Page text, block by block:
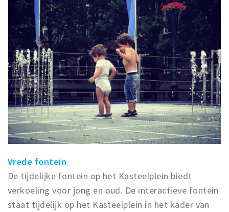
Inloggen
Vrede fontein
De tijdelijke fontein op het Kasteelplein biedt
verkoeling voor jong en oud. De interactieve fontein
staat tijdelijk op het Kasteelplein in het kader van